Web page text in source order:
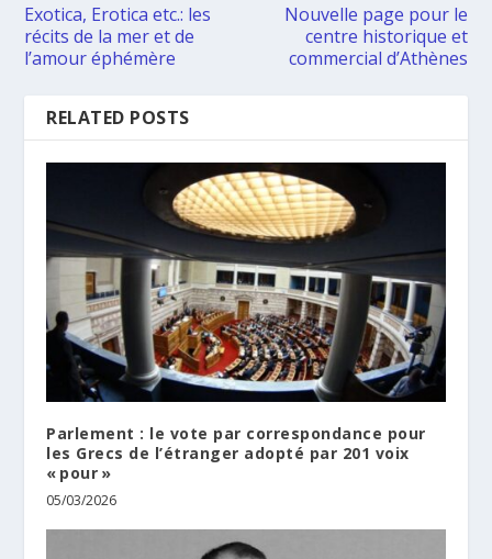
Exotica, Erotica etc.: les
récits de la mer et de
l’amour éphémère
Nouvelle page pour le
centre historique et
commercial d’Athènes
RELATED POSTS
Parlement : le vote par correspondance pour
les Grecs de l’étranger adopté par 201 voix
« pour »
05/03/2026